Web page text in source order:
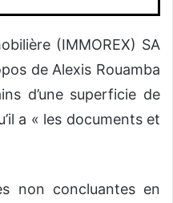
(IMMOREX) SA
de Alexis Rouamba
d’une superficie de
a « les documents et
non concluantes en